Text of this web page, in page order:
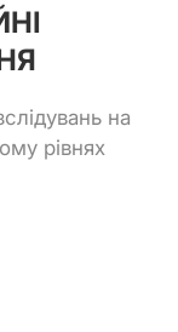
на
рівнях